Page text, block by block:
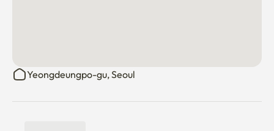
Emplacement
Lara Stay_Dangsan est située à 3 minutes de la station de
Yeongdeungpo-gu, Seoul